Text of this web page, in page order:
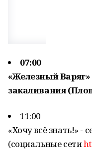
07:00
«Железный Варяг»
закаливания
11:00
«Хочу всё знать!» -
(социальные сети